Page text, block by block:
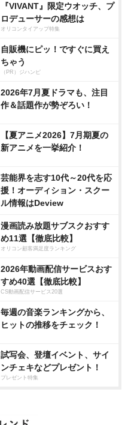
『VIVANT』限定ウオッチ、プ
ロデューサーの感想は
オリコンタイアップ特集
自販機にピッ！ですぐに買え
ちゃう
（PR）ジハンピ
2026年7月夏ドラマも、注目
作＆話題作が勢ぞろい！
【夏アニメ2026】7月期夏の
新アニメを一挙紹介！
芸能界を志す10代～20代を応
援！オーディション・スクー
ル情報はDeview
漫画読み放題サブスクおすす
め11選【徹底比較】
オリコン顧客満足度ランキング
2026年動画配信サービスおす
すめ40選【徹底比較】
CS動画配信サービス20選
毎週の音楽ランキングから、
ヒットの推移をチェック！
試写会、登壇イベント、サイ
ンチェキなどプレゼント！
プレゼント特集